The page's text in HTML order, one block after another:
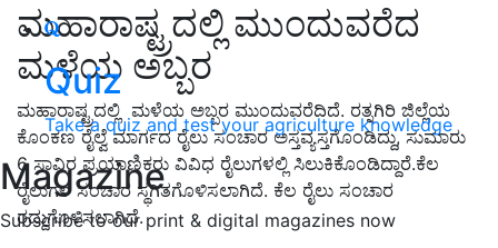
Quiz
Take a quiz and test your agriculture knowledge
Magazine
Subscribe to our print & digital magazines now
ಮಹಾರಾಷ್ಟ್ರದಲ್ಲಿ ಮುಂದುವರೆದ
ಮಳೆಯ ಅಬ್ಬರ
ಮಹಾರಾಷ್ಟ್ರದಲ್ಲಿ ಮಳೆಯ ಅಬ್ಬರ ಮುಂದುವರೆದಿದೆ. ರತ್ನಗಿರಿ ಜಿಲ್ಲೆಯ
ಕೊಂಕಣ ರೈಲ್ವೆ ಮಾರ್ಗದ ರೈಲು ಸಂಚಾರ ಅಸ್ತವ್ಯಸ್ತಗೊಂಡಿದ್ದು, ಸುಮಾರು
6 ಸಾವಿರ ಪ್ರಯಾಣಿಕರು ವಿವಿಧ ರೈಲುಗಳಲ್ಲಿ ಸಿಲುಕಿಕೊಂಡಿದ್ದಾರೆ.ಕೆಲ
ರೈಲುಗಳ ಸಂಚಾರ ಸ್ಥಗಿತಗೊಳಿಸಲಾಗಿದೆ. ಕೆಲ ರೈಲು ಸಂಚಾರ
ರದ್ದುಗೊಳಿಸಲಾಗಿದೆ.